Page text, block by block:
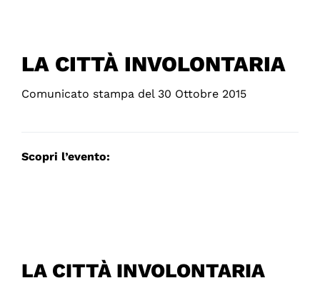
LA CITTÀ INVOLONTARIA
Comunicato stampa del 30 Ottobre 2015
Scopri l’evento:
LA CITTÀ INVOLONTARIA